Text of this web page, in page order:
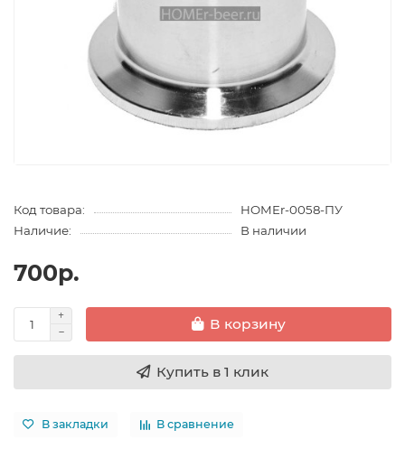
Код товара:
HOMEr-0058-ПУ
Наличие:
В наличии
700р.
В корзину
Купить в 1 клик
В закладки В сравнение